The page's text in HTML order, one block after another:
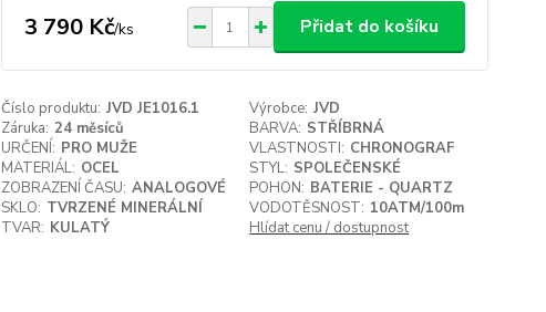
3 790 Kč/ks Přidat do košíku
Číslo produktu: JVD JE1016.1 Výrobce: JVD
Záruka: 24 měsíců BARVA: STŘÍBRNÁ
URČENÍ: PRO MUŽE VLASTNOSTI: CHRONOGRAF
MATERIÁL: OCEL STYL: SPOLEČENSKÉ
ZOBRAZENÍ ČASU: ANALOGOVÉ POHON: BATERIE - QUARTZ
SKLO: TVRZENÉ MINERÁLNÍ VODOTĚSNOST: 10ATM/100m
TVAR: KULATÝ Hlídat cenu / dostupnost